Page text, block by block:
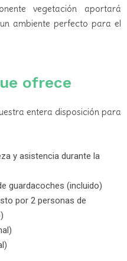
vegetación aportará
ambiente perfecto para el
ofrece
entera disposición para
y asistencia durante la
guardacoches (incluido)
por 2 personas de